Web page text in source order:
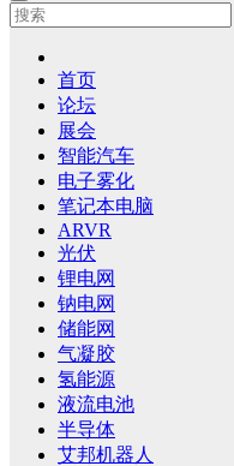
首页
论坛
展会
智能汽车
电子雾化
笔记本电脑
ARVR
光伏
锂电网
钠电网
储能网
气凝胶
氢能源
液流电池
半导体
艾邦机器人